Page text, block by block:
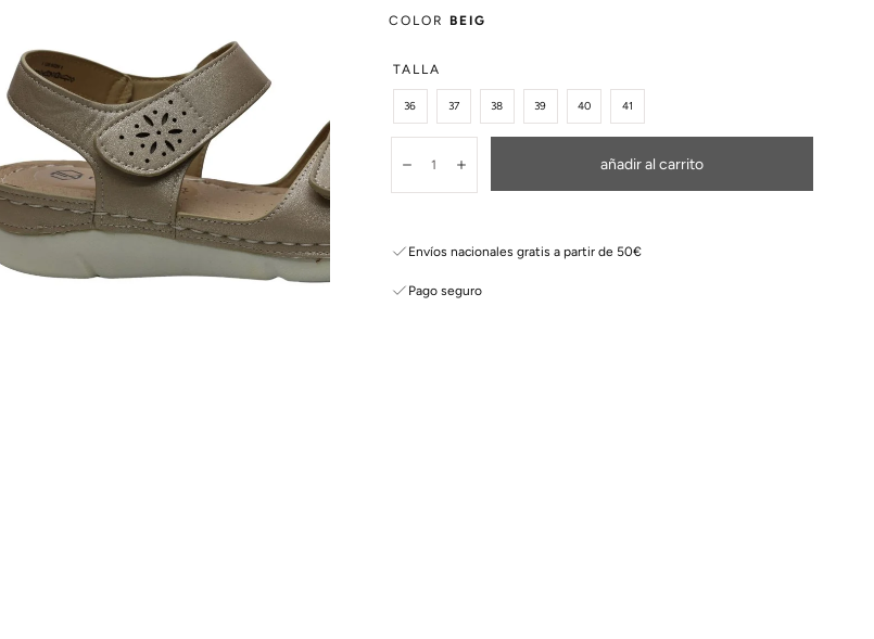
COLOR BEIG
TALLA
36 37 38 39 40 41
DisminuirAumentar añadir al carrito
Envíos nacionales gratis a partir de 50€
Pago seguro